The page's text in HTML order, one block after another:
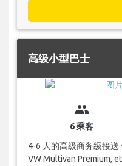
高级小型巴士
group
6 乘客
4-6 人的高级商务级接送
VW Multivan Premium,